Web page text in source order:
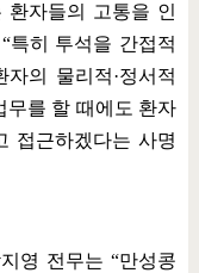
환자들의 고통을 인
“특히 투석을 간접적
자의 물리적·정서적
무를 할 때에도 환자
접근하겠다는 사명
영 전무는“만성콩